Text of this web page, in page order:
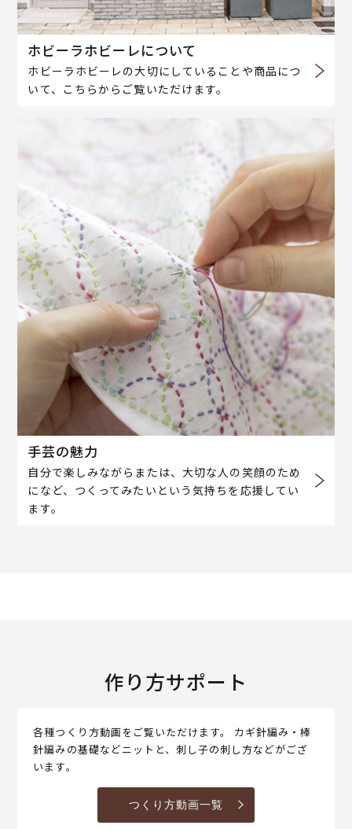
ホビーラホビーレについて
ホビーラホビーレの大切にしていることや商品につ
いて、こちらからご覧いただけます。
手芸の魅力
自分で楽しみながらまたは、大切な人の笑顔のため
になど、つくってみたいという気持ちを応援してい
ます。
作り方サポート
各種つくり方動画をご覧いただけます。 カギ針編み・棒
針編みの基礎などニットと、刺し子の刺し方などがござ
います。
つくり方動画一覧